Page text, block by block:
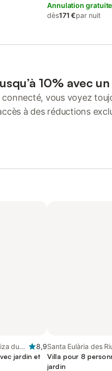
Annulation gratuite
dès171 €par nuit
10% avec
vous voyez
à des réductions
du
8,9
jardin et
Santa Eulària des
Villa pour 8
jardin